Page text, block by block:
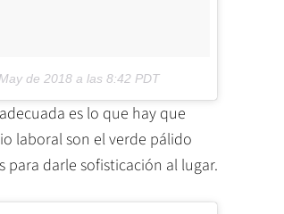
de 2018 a las 8:42 PDT
es lo que hay que
laboral son el verde pálido
darle sofisticación al lugar.